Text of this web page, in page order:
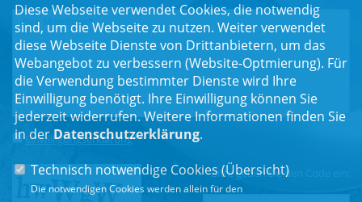
Einwilligungserklärung*
Bitte geben Sie den Code ein:
Diese Webseite verwendet Cookies, die notwendig
sind, um die Webseite zu nutzen. Weiter verwendet
diese Webseite Dienste von Drittanbietern, um das
Webangebot zu verbessern (Website-Optmierung). Für
die Verwendung bestimmter Dienste wird Ihre
Einwilligung benötigt. Ihre Einwilligung können Sie
jederzeit widerrufen. Weitere Informationen finden Sie
in der Datenschutzerklärung.
Technisch notwendige Cookies (Übersicht)
Die notwendigen Cookies werden allein für den